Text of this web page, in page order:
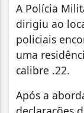
A Polícia
dirigiu ao
policiais
uma
calibre .22.
Após a